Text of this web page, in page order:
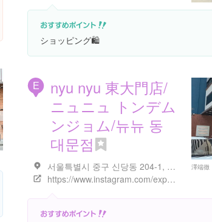
ショッピング🛍
E
nyu nyu 東大門店/
ニュニュ トンデム
ンジョム/뉴뉴 동
대문점
서울특별시 중구 신당동 204-1, 1～3F／서울특별시 중구 마장로 34 , 1～3F／３４ Majang-ro, Jung-gu, Seoul, 韓国
https://www.instagram.com/explore/locations/2321084744789294/nyunyu/
澤端徹